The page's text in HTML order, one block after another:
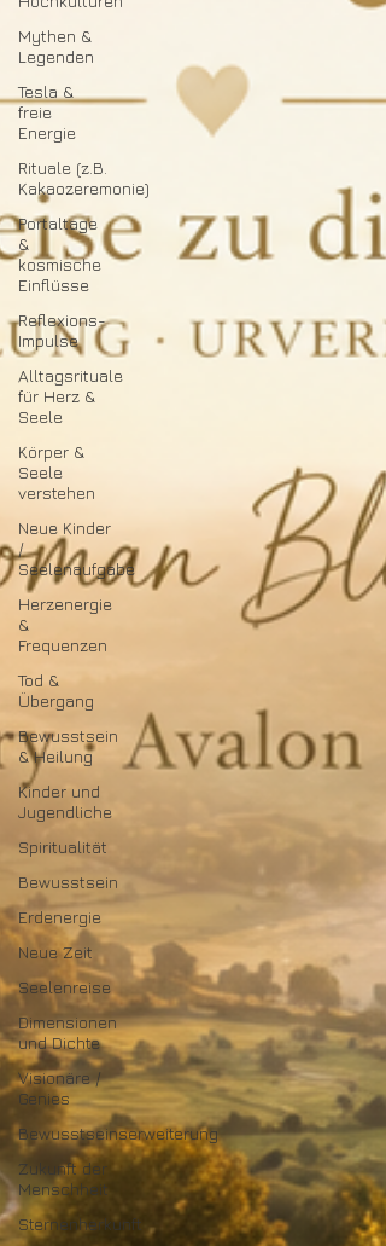
Mythen &
Legenden
Tesla &
freie
Energie
Rituale (z.B.
Kakaozeremonie)
Portaltage
&
kosmische
Einflüsse
Reflexions-
Impulse
Alltagsrituale
für Herz &
Seele
Körper &
Seele
verstehen
Neue Kinder
/
Seelenaufgabe
Herzenergie
&
Frequenzen
Tod &
Übergang
Bewusstsein
& Heilung
Kinder und
Jugendliche
Spiritualität
Bewusstsein
Erdenergie
Neue Zeit
Seelenreise
Dimensionen
und Dichte
Visionäre /
Genies
Bewusstseinserweiterung
Zukunft der
Menschheit
Sternenherkunft